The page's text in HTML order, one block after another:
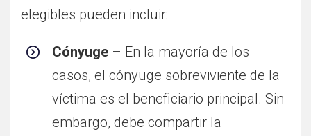
elegibles pueden incluir:
Cónyuge – En la mayoría de los
casos, el cónyuge sobreviviente de la
víctima es el beneficiario principal. Sin
embargo, debe compartir la